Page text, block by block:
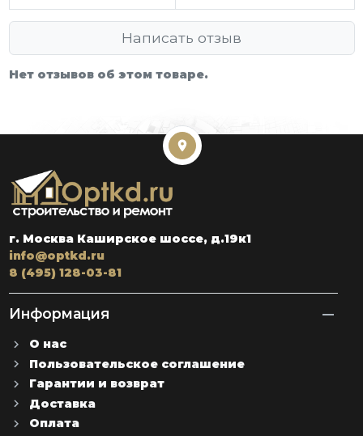
Написать отзыв
Нет отзывов об этом товаре.
г. Москва Каширское шоссе, д.19к1
info@optkd.ru
8 (495) 128-03-81
Информация
О нас
Пользовательское соглашение
Гарантии и возврат
Доставка
Оплата